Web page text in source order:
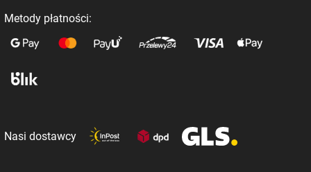
Metody płatności:
Nasi dostawcy